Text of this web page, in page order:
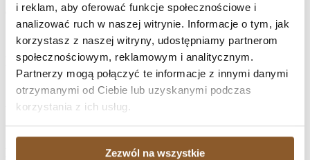
i reklam, aby oferować funkcje społecznościowe i
analizować ruch w naszej witrynie. Informacje o tym, jak
korzystasz z naszej witryny, udostępniamy partnerom
społecznościowym, reklamowym i analitycznym.
Partnerzy mogą połączyć te informacje z innymi danymi
otrzymanymi od Ciebie lub uzyskanymi podczas
korzystania z ich usług.
Zezwól na wszystkie
aplikantka adwokacka
Paweł
Cesarek
Aplikant Radcowski